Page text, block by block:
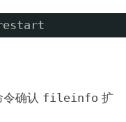
确认 fileinfo 扩